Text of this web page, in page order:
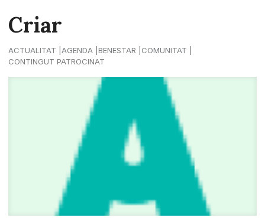
Criar
ACTUALITAT AGENDA BENESTAR
COMUNITAT
CONTINGUT PATROCINAT